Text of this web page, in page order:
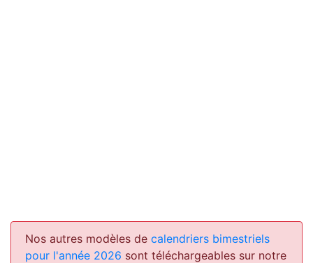
Nos autres modèles de calendriers bimestriels
pour l'année 2026 sont téléchargeables sur notre